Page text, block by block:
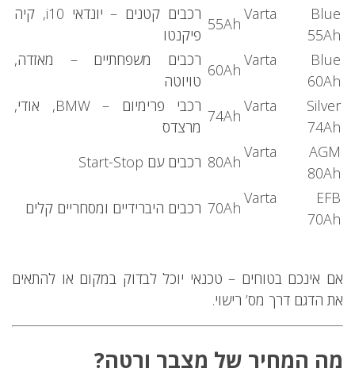
Varta Blue
55Ah
55Ah
רכבים קטנים – יונדאי i10, קיה
פיקנטו
Varta Blue
60Ah
60Ah
רכבים משפחתיים – מאזדה,
טויוטה
Varta Silver
74Ah
74Ah
רכבי פרימיום – BMW, אודי,
מרצדס
Varta AGM
80Ah
80Ah רכבים עם Start-Stop
Varta EFB
70Ah
70Ah רכבים היברידיים ומסחריים קלים
אם אינכם בטוחים – טכנאי יוכל לבדוק במקום או להתאים
את הדגם דרך מס’ רישוי.
מה המחיר של מצבר ורטה?